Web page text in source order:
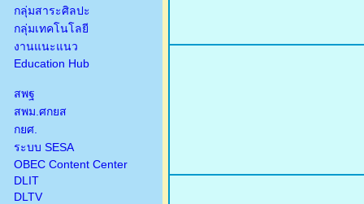
กลุ่มสาระศิลปะ
กลุ่มเทคโนโลยี
งานแนะแนว
Education Hub
สพฐ
สพม.ศกยส
กยศ.
ระบบ SESA
OBEC Content Center
DLIT
DLTV